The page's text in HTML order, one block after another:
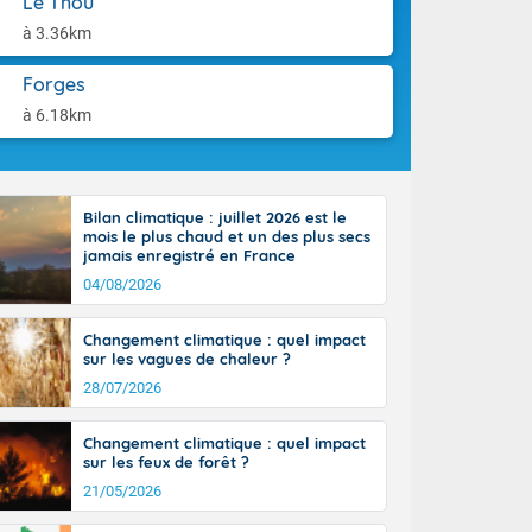
à 3.36km
Forges
à 6.18km
l'après-
14
il fait
30 à 35
Bilan climatique : juillet 2026 est le
mois le plus chaud et un des plus secs
jamais enregistré en France
04/08/2026
Changement climatique : quel impact
sur les vagues de chaleur ?
28/07/2026
Changement climatique : quel impact
sur les feux de forêt ?
21/05/2026